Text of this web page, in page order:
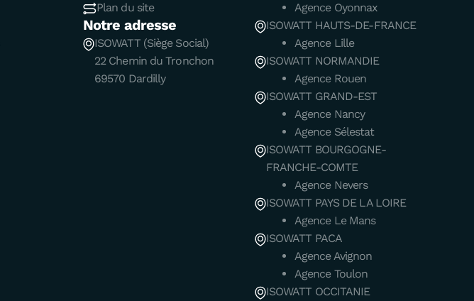
Plan du site
Notre adresse
ISOWATT (Siège Social)
22 Chemin du Tronchon
69570 Dardilly
Agence Oyonnax
ISOWATT HAUTS-DE-FRANCE
Agence Lille
ISOWATT NORMANDIE
Agence Rouen
ISOWATT GRAND-EST
Agence Nancy
Agence Sélestat
ISOWATT BOURGOGNE-
FRANCHE-COMTE
Agence Nevers
ISOWATT PAYS DE LA LOIRE
Agence Le Mans
ISOWATT PACA
Agence Avignon
Agence Toulon
ISOWATT OCCITANIE